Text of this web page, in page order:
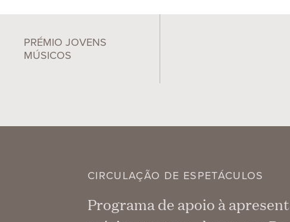
PRÉMIO JOVENS
MÚSICOS
CIRCULAÇÃO DE ESPETÁCULOS
Programa de apoio à